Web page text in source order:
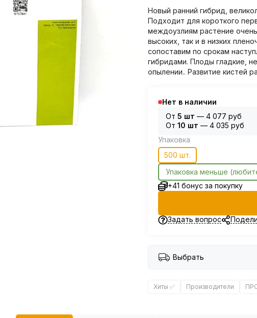
Новый ранний гибрид,
Подходит для короткого
междоузлиям растение
высоких, так и в низких
сопоставим по срокам
гибридами. Плоды гладкие,
опылении.. Развитие кистей
Нет в наличии
От 5 шт — 4 077 руб
От 10 шт — 4 035 руб
Упаковка
500 шт.
Упаковка меньше
+41 бонус за покупку
Задать вопрос
Выбрать
Хиты ✅ Производители